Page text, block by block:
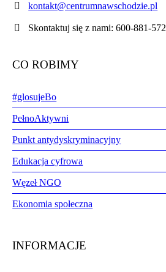
kontakt@centrumnawschodzie.pl
Skontaktuj się z nami: 600-881-572
CO ROBIMY
#glosujeBo
PełnoAktywni
Punkt antydyskryminacyjny
Edukacja cyfrowa
Węzeł NGO
Ekonomia społeczna
INFORMACJE